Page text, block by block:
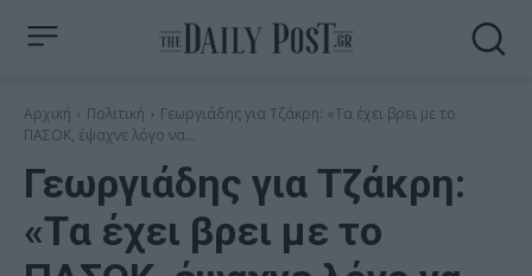
Αρχική Πολιτική
Γεωργιάδης για Τζάκρη: «Tα έχει βρει με το
ΠΑΣΟΚ, έψαχνε λόγο να...
Γεωργιάδης για Τζάκρη:
«Tα έχει βρει με το